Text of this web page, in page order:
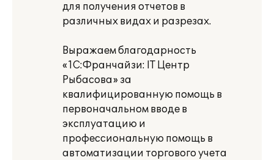
для получения отчетов в
различных видах и разрезах.
Выражаем благодарность
«1С:Франчайзи: IT Центр
Рыбасова» за
квалифицированную помощь в
первоначальном вводе в
эксплуатацию и
профессиональную помощь в
автоматизации торгового учета